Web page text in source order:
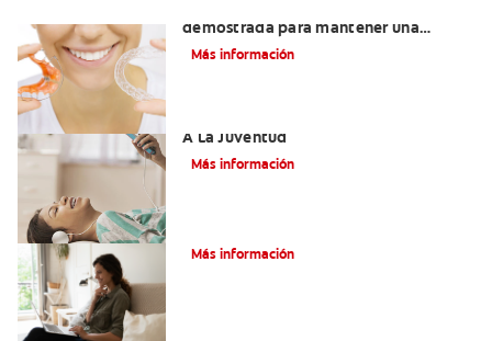
demostrada para mantener una
sonrisa derecha
Más información
A La Juventud
Más información
Más información